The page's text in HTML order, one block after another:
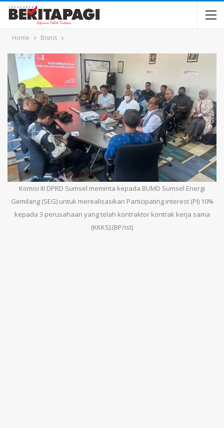
Home Bisnis
Komisi III DPRD Sumsel meminta kepada BUMD Sumsel Energi
Gemilang (SEG) untuk merealisasikan Participating interest (PI) 10%
kepada 3 perusahaan yang telah kontraktor kontrak kerja sama
(KKKS).(BP/ist)